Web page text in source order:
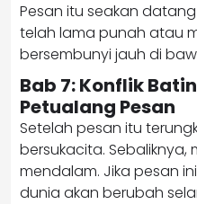
Pesan itu seakan
telah lama punah atau
bersembunyi jauh di
Bab 7: Konflik
Petualang Pesan
Setelah pesan itu
bersukacita. Sebaliknya,
mendalam. Jika pesan
dunia akan berubah